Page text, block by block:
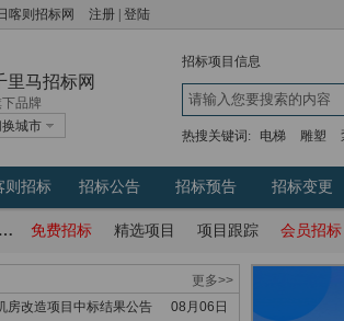
日喀则招标网 注册 登陆
里马招标网
品牌
城市
招标项目信息
热搜关键词: 电梯 雕塑
则招标 招标公告 招标预告 招标变更
日喀则政府采购网 免费招标 精选项目 项目跟踪 会员招标
更多>>
房改造项目中标结果公告
08月06日